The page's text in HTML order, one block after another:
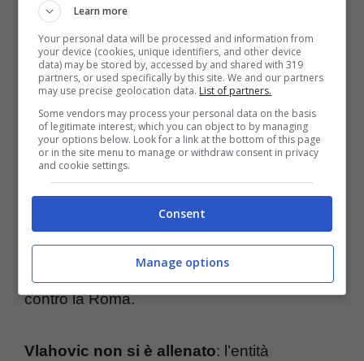
problema per l’attaccante che non ha
iniziano bene questa stagione.
La rete contro il Frosinone, decisiva per la
vittoria della Juventus, ha ridato il sorriso a
Vlahovic che quest’oggi ha subito un altro
infortunio. L’attaccante serbo ha riportato
una botta al piede. Le condizioni fisiche del
punto è in dubbio per la gara di campionato
contro la Roma.
Vlahovic non si è allenato: l’entità
Learn more
Your personal data will be processed and information from
your device (cookies, unique identifiers, and other device
data) may be stored by, accessed by and shared with 319
partners, or used specifically by this site. We and our partners
may use precise geolocation data. List of partners.
Some vendors may process your personal data on the basis
of legitimate interest, which you can object to by managing
your options below. Look for a link at the bottom of this page
or in the site menu to manage or withdraw consent in privacy
and cookie settings.
Consent
Manage options